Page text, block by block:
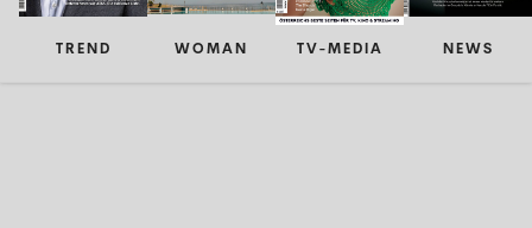
TREND WOMAN TV-MEDIA NEWS